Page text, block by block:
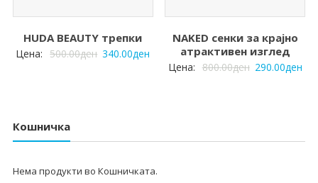
HUDA BEAUTY трепки
Цена: 500.00ден 340.00ден
NAKED сенки за крајно
атрактивен изглед
Цена: 800.00ден 290.00ден
Кошничка
Нема продукти во Кошничката.